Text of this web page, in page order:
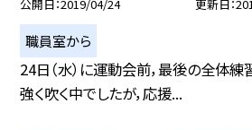
公開日 2019/04/24 更新日
職員室から
24日（水）に運動会前，最後の全体練
強く吹く中でしたが，応援...